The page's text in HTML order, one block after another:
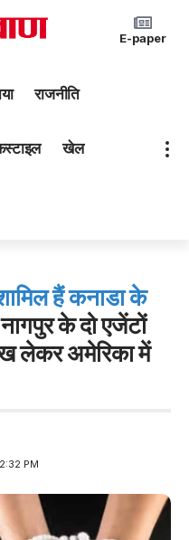
E-paper
राजनीति
खेल
हैं कनाडा के
के दो एजेंटों
लेकर अमेरिका में
PM